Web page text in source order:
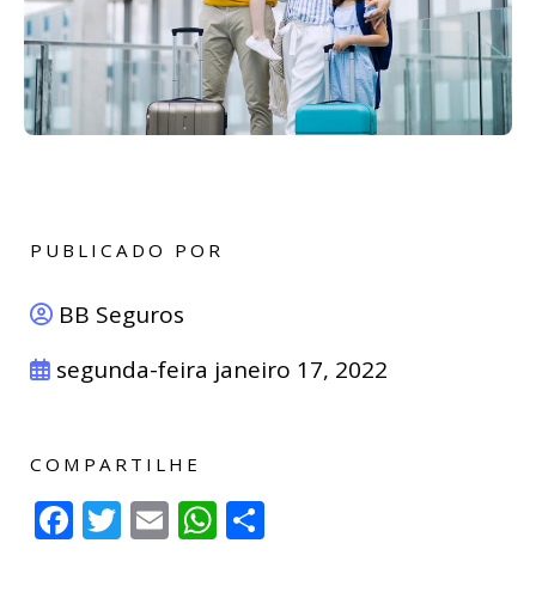
PUBLICADO POR
BB Seguros
segunda-feira janeiro 17, 2022
COMPARTILHE
Facebook
Twitter
EmailWhatsApp